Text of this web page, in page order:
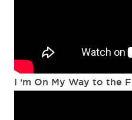
I ‘m On My Way to the